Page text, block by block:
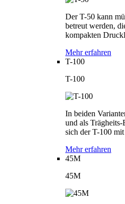
Der T-50 kann
betreut werden,
kompakten
Mehr erfahren
T-100
T-100
In beiden
und als
sich der T-100
Mehr erfahren
45M
45M